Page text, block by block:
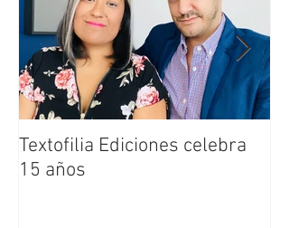
Textofilia Ediciones celebra
15 años